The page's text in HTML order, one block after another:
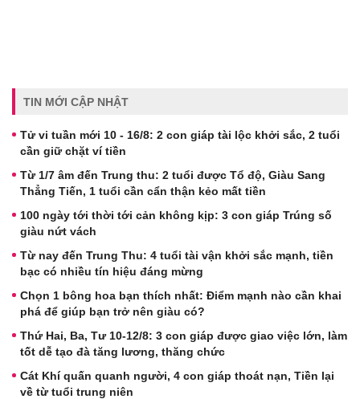
TIN MỚI CẬP NHẬT
Tử vi tuần mới 10 - 16/8: 2 con giáp tài lộc khởi sắc, 2 tuổi
cần giữ chặt ví tiền
Từ 1/7 âm đến Trung thu: 2 tuổi được Tổ độ, Giàu Sang
Thẳng Tiến, 1 tuổi cần cẩn thận kẻo mất tiền
100 ngày tới thời tới cản không kịp: 3 con giáp Trúng số
giàu nứt vách
Từ nay đến Trung Thu: 4 tuổi tài vận khởi sắc mạnh, tiền
bạc có nhiều tín hiệu đáng mừng
Chọn 1 bông hoa bạn thích nhất: Điểm mạnh nào cần khai
phá để giúp bạn trở nên giàu có?
Thứ Hai, Ba, Tư 10-12/8: 3 con giáp được giao việc lớn, làm
tốt dễ tạo đà tăng lương, thăng chức
Cát Khí quấn quanh người, 4 con giáp thoát nạn, Tiền lại
về từ tuổi trung niên